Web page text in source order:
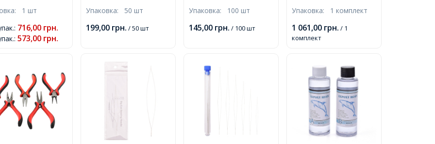
8шт/
1 шт
: 716,00 грн.
: 573,00 грн.
Бесцветные, 25х1мм,
Упаковка: 50 шт
199,00 грн. / 50 шт
Бесцветные, 10х1мм,
Упаковка: 100 шт
145,00 грн. / 100 шт
Упаковка: 1 комплект
1 061,00 грн. / 1
комплект